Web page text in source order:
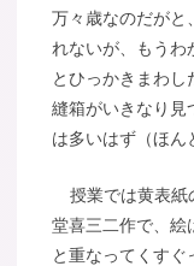
万々歳なのだがと
れないが、もうわ
とひっかきまわ
縫箱がいきなり見
は多いはず（ほん
授業では黄表紙
堂喜三二作で、絵
と重なってくす